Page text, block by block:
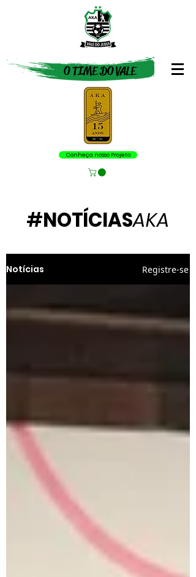
O TIME DO VALE
Conheça nosso Projeto
#NOTÍCIASAKA
Notícias Registre-se